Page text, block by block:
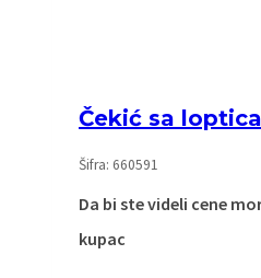
Čekić sa
Šifra: 660591
Da bi ste videli cene
kupac